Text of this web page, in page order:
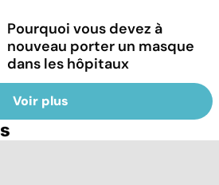
Pourquoi vous devez à
nouveau porter un masque
dans les hôpitaux
Voir plus